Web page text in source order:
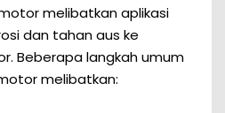
melibatkan aplikasi
dan tahan aus ke
Beberapa langkah umum
melibatkan: